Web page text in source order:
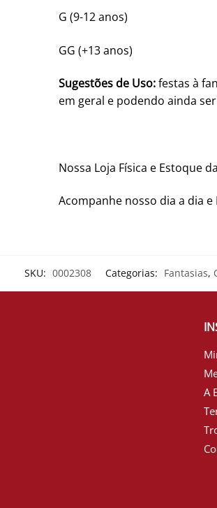
G (9-12 anos)
GG (+13 anos)
Sugestões de Uso:festas à
em geral e podendo ainda
Nossa Loja Física e Estoque
Acompanhe nosso dia a dia
SKU: 0002308 Categorias: Fantasias,
A